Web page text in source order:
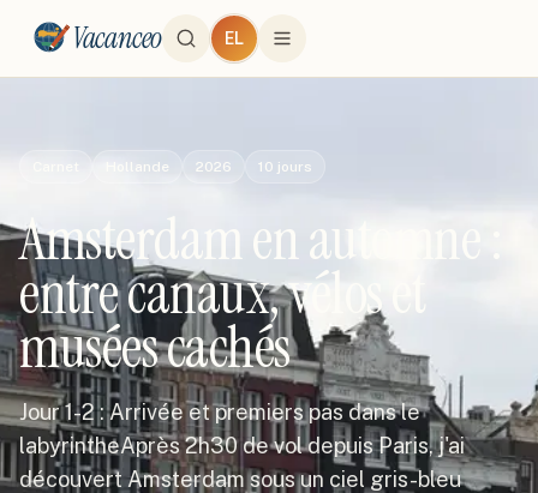
Vacanceo EL
Carnet Hollande 2026 10 jours
Amsterdam en automne :
entre canaux, vélos et
musées cachés
Jour 1-2 : Arrivée et premiers pas dans le
labyrintheAprès 2h30 de vol depuis Paris, j'ai
découvert Amsterdam sous un ciel gris-bleu